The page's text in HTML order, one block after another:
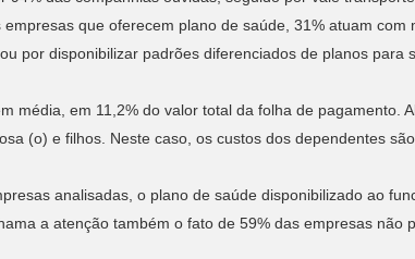
que oferecem plano de saúde, 31% atuam
por disponibilizar padrões diferenciados de planos para
média, em 11,2% do valor total da folha de pagamento.
(o) e filhos. Neste caso, os custos dos dependentes
analisadas, o plano de saúde disponibilizado ao
a atenção também o fato de 59% das empresas